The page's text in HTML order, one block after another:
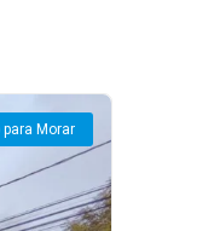
para Morar